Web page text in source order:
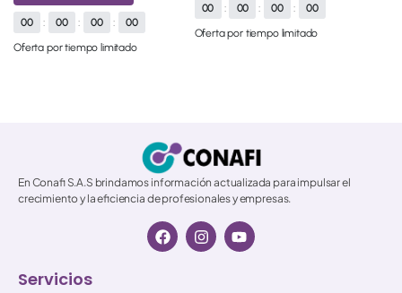
00 : 00 : 00 :
00
Oferta por tiempo limitado
00 : 00 : 00 :
00
Oferta por tiempo limitado
En Conafi S.A.S brindamos información actualizada para impulsar el
crecimiento y la eficiencia de profesionales y empresas.
Servicios